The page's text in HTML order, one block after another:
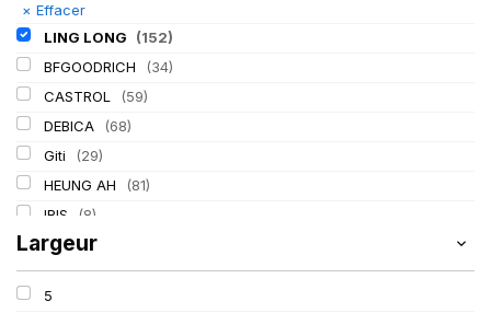
× Effacer
LING LONG
(152)
BFGOODRICH
(34)
CASTROL
(59)
DEBICA
(68)
Giti
(29)
HEUNG AH
(81)
IRIS
(8)
ITALMATIC
KLEBER (116)
LASSA
Largeur
5